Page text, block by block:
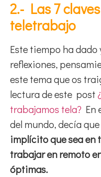
2.- Las 7
teletrabajo
Este tiempo ha
reflexiones,
este tema que os
lectura de este post
trabajamos tela? En
del mundo, decía que
implícito que sea en
trabajar en remoto
óptimas.